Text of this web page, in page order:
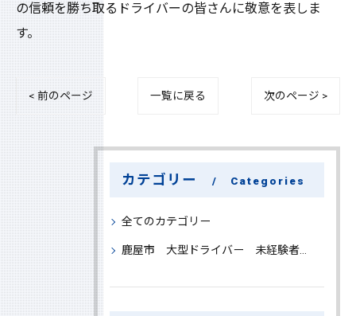
の信頼を勝ち取るドライバーの皆さんに敬意を表しま
す。
< 前のページ 一覧に戻る 次のページ >
カテゴリー Categories
全てのカテゴリー
鹿屋市 大型ドライバー 未経験者 大募集